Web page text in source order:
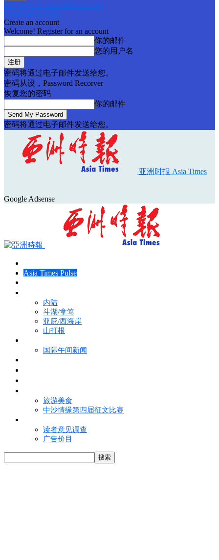
Forgot your password? Get help
Create an account
Create an account
Welcome! Register for an account
你的邮件
您的用户名
密码将通过电子邮件发送给您。
密码从设，Password Recorver
恢复您的密码
你的邮件
密码将通过电子邮件发送给您。
亚洲时报 Asia Times
Google Adsense
Asia Times Pulse
内陆
斗湖/拿笃
亚庇/西海岸
山打根
国际午间新闻
旅游美食
中沙情缘第四届征文比赛
读者意见调查
广告价目